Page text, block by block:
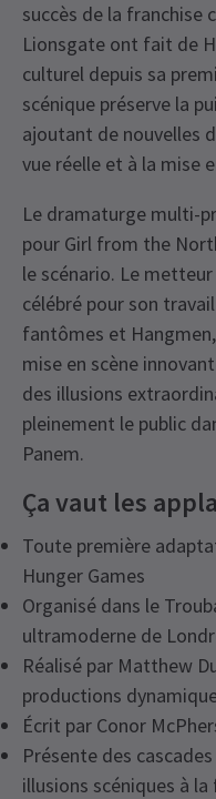
succès de la franchise
Lionsgate ont fait de
culturel depuis sa
scénique préserve la
ajoutant de nouvelles
vue réelle et à la mise
Le dramaturge multi-
pour Girl from the
le scénario. Le
célébré pour son
fantômes et
mise en scène
des illusions
pleinement le public
Panem.
Ça vaut les
Toute première
Hunger Games
Organisé dans le
ultramoderne de
Réalisé par Matthew
productions
Écrit par Conor
Présente des
illusions scéniques à